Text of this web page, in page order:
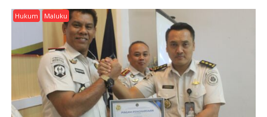
Hukum Maluku